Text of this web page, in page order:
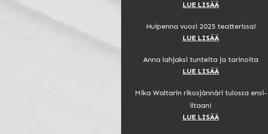
LUE LISÄÄ
Huipenna vuosi 2025 teatterissa!
LUE LISÄÄ
Anna lahjaksi tunteita ja tarinoita
LUE LISÄÄ
Mika Waltarin rikosjännäri tulossa ensi-
iltaan!
LUE LISÄÄ